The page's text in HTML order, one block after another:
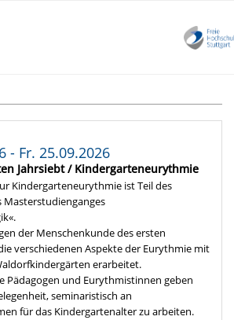
- Fr. 25.09.2026
Jahrsiebt / Kindergarteneurythmie
Kindergarteneurythmie ist Teil des
Masterstudienganges
der Menschenkunde des ersten
verschiedenen Aspekte der Eurythmie mit
erarbeitet.
Pädagogen und Eurythmistinnen geben
seminaristisch an
für das Kindergartenalter zu arbeiten.